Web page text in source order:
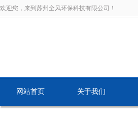
欢迎您，来到苏州全风环保科技有限公司！
网站首页 关于我们